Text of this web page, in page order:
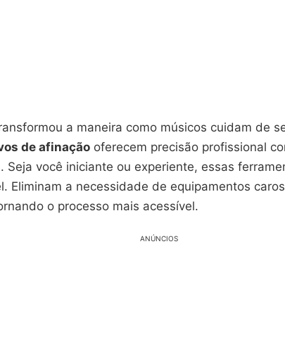
a maneira como músicos cuidam de
de afinação oferecem precisão profissional
Seja você iniciante ou experiente, essas
Eliminam a necessidade de equipamentos
o processo mais acessível.
ANÚNCIOS